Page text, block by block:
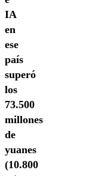
IA
en
ese
país
superó
los
73.500
millones
de
yuanes
(10.800